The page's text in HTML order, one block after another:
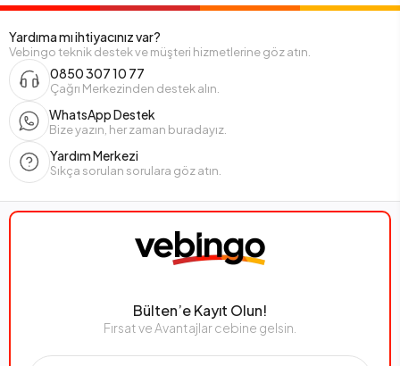
Yardıma mı ihtiyacınız var?
Vebingo teknik destek ve müşteri hizmetlerine göz atın.
0850 307 10 77
Çağrı Merkezinden destek alın.
WhatsApp Destek
Bize yazın, her zaman buradayız.
Yardım Merkezi
Sıkça sorulan sorulara göz atın.
Bülten’e Kayıt Olun!
Fırsat ve Avantajlar cebine gelsin.